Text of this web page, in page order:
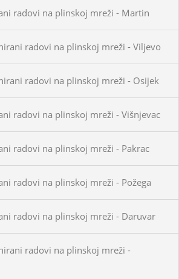
radovi na plinskoj mreži - Martin
radovi na plinskoj mreži - Viljevo
radovi na plinskoj mreži - Osijek
radovi na plinskoj mreži - Višnjevac
radovi na plinskoj mreži - Pakrac
radovi na plinskoj mreži - Požega
radovi na plinskoj mreži - Daruvar
radovi na plinskoj mreži -